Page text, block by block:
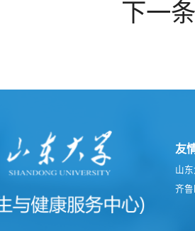
下一
友
山
齐